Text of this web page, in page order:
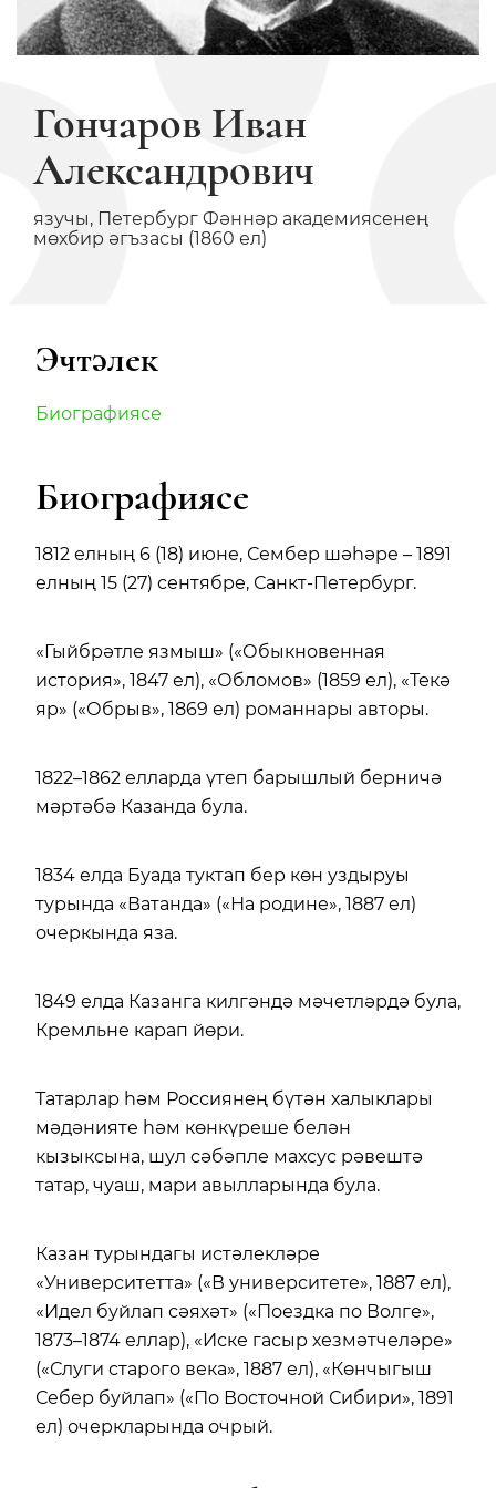
Гончаров Иван
Александрович
язучы, Петербург Фәннәр академиясенең
мөхбир әгъзасы (1860 ел)
Эчтәлек
Биографиясе
Биографиясе
1812 елның 6 (18) июне, Сембер шәһәре – 1891
елның 15 (27) сентябре, Санкт-Петербург.
«Гыйбрәтле язмыш» («Обыкновенная
история», 1847 ел), «Обломов» (1859 ел), «Текә
яр» («Обрыв», 1869 ел) романнары авторы.
1822–1862 елларда үтеп барышлый берничә
мәртәбә Казанда була.
1834 елда Буада туктап бер көн уздыруы
турында «Ватанда» («На родине», 1887 ел)
очеркында яза.
1849 елда Казанга килгәндә мәчетләрдә була,
Кремльне карап йөри.
Татарлар һәм Россиянең бүтән халыклары
мәдәнияте һәм көнкүреше белән
кызыксына, шул сәбәпле махсус рәвештә
татар, чуаш, мари авылларында була.
Казан турындагы истәлекләре
«Университетта» («В университете», 1887 ел),
«Идел буйлап сәяхәт» («Поездка по Волге»,
1873–1874 еллар), «Иске гасыр хезмәтчеләре»
(«Слуги старого века», 1887 ел), «Көнчыгыш
Себер буйлап» («По Восточной Сибири», 1891
ел) очеркларында очрый.